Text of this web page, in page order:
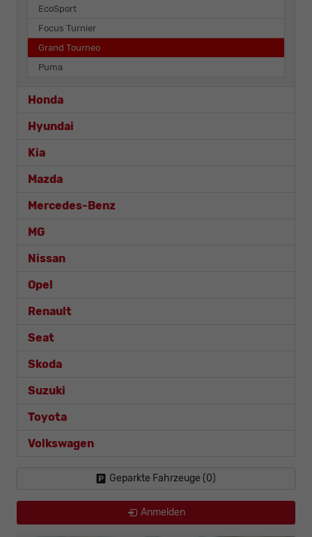
EcoSport
Focus Turnier
Grand Tourneo
Puma
Honda
Hyundai
Kia
Mazda
Mercedes-Benz
MG
Nissan
Opel
Renault
Seat
Skoda
Suzuki
Toyota
Volkswagen
Geparkte Fahrzeuge (0)
Anmelden